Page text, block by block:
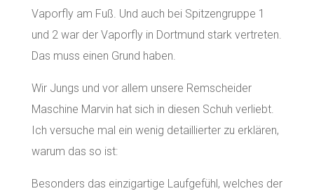
Vaporfly am Fuß. Und auch bei Spitzengruppe 1
und 2 war der Vaporfly in Dortmund stark vertreten.
Das muss einen Grund haben.
Wir Jungs und vor allem unsere Remscheider
Maschine Marvin hat sich in diesen Schuh verliebt.
Ich versuche mal ein wenig detaillierter zu erklären,
warum das so ist:
Besonders das einzigartige Laufgefühl, welches der